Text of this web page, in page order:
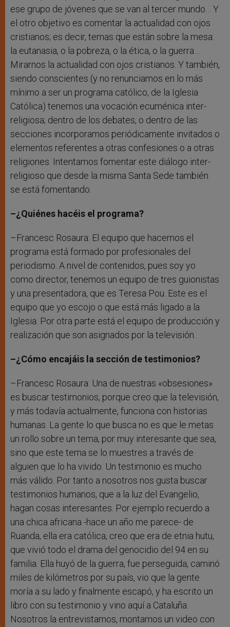
ese grupo de jóvenes que se van al tercer mundo… Y
el otro objetivo es comentar la actualidad con ojos
cristianos; es decir, temas que están sobre la mesa:
la eutanasia, o la pobreza, o la ética, o la guerra…
Mirarnos la actualidad con ojos cristianos. Y también,
siendo conscientes (y no renunciamos en lo más
mínimo a ser un programa católico, de la Iglesia
Católica) tenemos una vocación ecuménica inter-
religiosa; dentro de los debates, o dentro de las
secciones incorporamos periódicamente invitados o
elementos referentes a otras confesiones o a otras
religiones. Intentamos fomentar este diálogo inter-
religioso que desde la misma Santa Sede también
se está fomentando.
–¿Quiénes hacéis el programa?
–Francesc Rosaura: El equipo que hacemos el
programa está formado por profesionales del
periodismo. A nivel de contenidos, pues soy yo
como director, tenemos un equipo de tres guionistas
y una presentadora, que es Teresa Pou. Este es el
equipo que yo escojo o que está más ligado a la
Iglesia. Por otra parte está el equipo de producción y
realización que son asignados por la televisión.
–¿Cómo encajáis la sección de testimonios?
–Francesc Rosaura: Una de nuestras «obsesiones»
es buscar testimonios, porque creo que la televisión,
y más todavía actualmente, funciona con historias
humanas. La gente lo que busca no es que le metas
un rollo sobre un tema, por muy interesante que sea,
sino que este tema se lo muestres a través de
alguien que lo ha vivido. Un testimonio es mucho
más válido. Por tanto a nosotros nos gusta buscar
testimonios humanos, que a la luz del Evangelio,
hagan cosas interesantes. Por ejemplo recuerdo a
una chica africana -hace un año me parece- de
Ruanda, ella era católica, creo que era de etnia hutu,
que vivió todo el drama del genocidio del 94 en su
familia. Ella huyó de la guerra, fue perseguida, caminó
miles de kilómetros por su país, vio que la gente
moría a su lado y finalmente escapó, y ha escrito un
libro con su testimonio y vino aquí a Cataluña.
Nosotros la entrevistamos, montamos un video con